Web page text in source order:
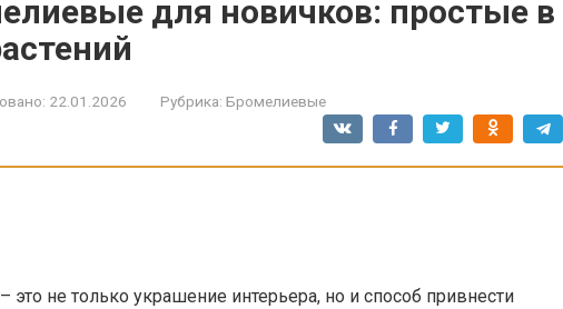
для новичков: простые в
22.01.2026 Рубрика: Бромелиевые
это не только украшение интерьера, но и способ привнести